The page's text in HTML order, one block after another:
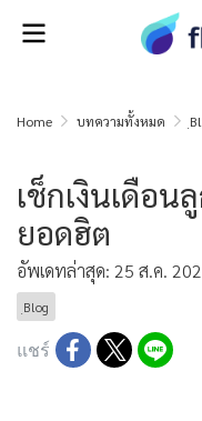
Home บทความทั้งหมด
เช็กเงินเดือน
ยอดฮิต
อัพเดทล่าสุด: 25 ส.ค.
ฺBlog
แชร์